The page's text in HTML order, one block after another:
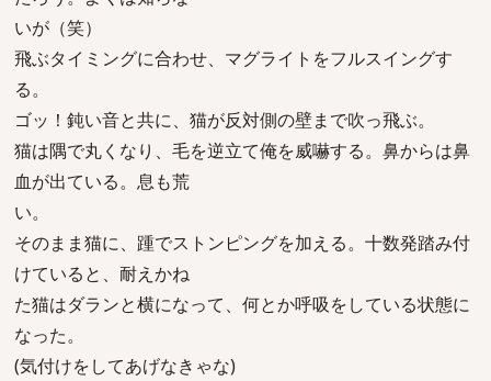
いが（笑）
飛ぶタイミングに合わせ、マグライトをフルスイングす
る。
ゴッ！鈍い音と共に、猫が反対側の壁まで吹っ飛ぶ。
猫は隅で丸くなり、毛を逆立て俺を威嚇する。鼻からは鼻
血が出ている。息も荒
い。
そのまま猫に、踵でストンピングを加える。十数発踏み付
けていると、耐えかね
た猫はダランと横になって、何とか呼吸をしている状態に
なった。
(気付けをしてあげなきゃな)